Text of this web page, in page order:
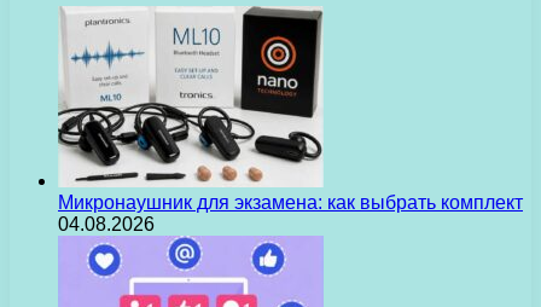
Микронаушник для экзамена: как выбрать комплект
04.08.2026